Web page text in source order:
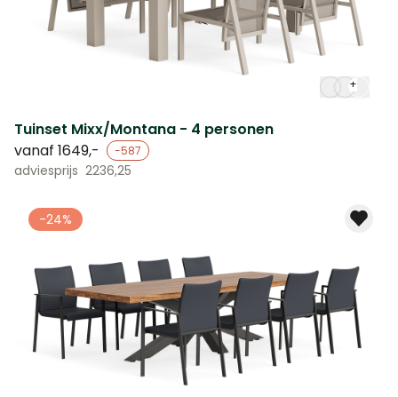
+
Tuinset Mixx/Montana - 4 personen
vanaf 1649,- -587
adviesprijs 2236,25
-24%